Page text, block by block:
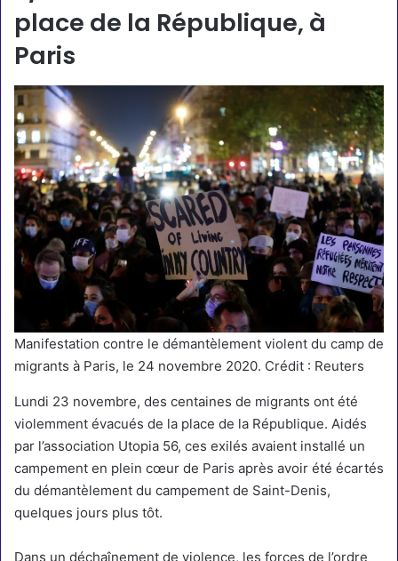
place de la République, à
Paris
Manifestation contre le démantèlement violent du camp de
migrants à Paris, le 24 novembre 2020. Crédit : Reuters
Lundi 23 novembre, des centaines de migrants ont été
violemment évacués de la place de la République. Aidés
par l’association Utopia 56, ces exilés avaient installé un
campement en plein cœur de Paris après avoir été écartés
du démantèlement du campement de Saint-Denis,
quelques jours plus tôt.
Dans un déchaînement de violence, les forces de l’ordre